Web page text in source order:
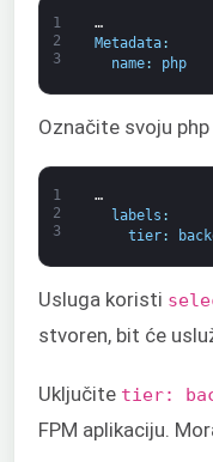
1
2
3
…
Metadata:
name: php
Označite svoju
1
2
3
…
labels :
tier:
Usluga koristi
stvoren, bit će
Uključite tier:
FPM aplikaciju.